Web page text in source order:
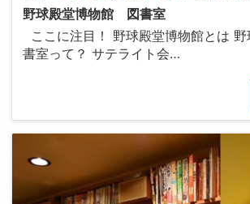
野球殿堂博物館 図書室
ここに注目！ 野球殿堂博物館とは
書室って？ サテライト会…